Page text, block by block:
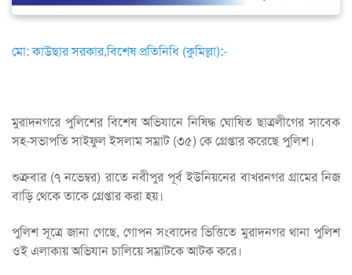
মো: কাউছার সরকার,বিশেষ প্রতিনিধি (কুমিল্লা):-
মুরাদনগরে পুলিশের বিশেষ অভিযানে নিষিদ্ধ ঘোষিত ছাত্রলীগের সাবেক
সহ-সভাপতি সাইফুল ইসলাম সম্রাট (৩৫) কে গ্রেপ্তার করেছে পুলিশ।
শুক্রবার (৭ নভেম্বর) রাতে নবীপুর পূর্ব ইউনিয়নের বাখরনগর গ্রামের নিজ
বাড়ি থেকে তাকে গ্রেপ্তার করা হয়।
পুলিশ সূত্রে জানা গেছে, গোপন সংবাদের ভিত্তিতে মুরাদনগর থানা পুলিশ
ওই এলাকায় অভিযান চালিয়ে সম্রাটকে আটক করে।